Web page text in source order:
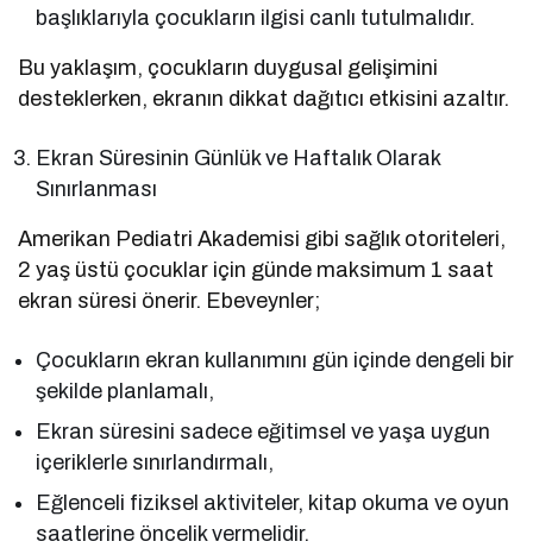
başlıklarıyla çocukların ilgisi canlı tutulmalıdır.
Bu yaklaşım, çocukların duygusal gelişimini
desteklerken, ekranın dikkat dağıtıcı etkisini azaltır.
Ekran Süresinin Günlük ve Haftalık Olarak
Sınırlanması
Amerikan Pediatri Akademisi gibi sağlık otoriteleri,
2 yaş üstü çocuklar için günde maksimum 1 saat
ekran süresi önerir. Ebeveynler;
Çocukların ekran kullanımını gün içinde dengeli bir
şekilde planlamalı,
Ekran süresini sadece eğitimsel ve yaşa uygun
içeriklerle sınırlandırmalı,
Eğlenceli fiziksel aktiviteler, kitap okuma ve oyun
saatlerine öncelik vermelidir.